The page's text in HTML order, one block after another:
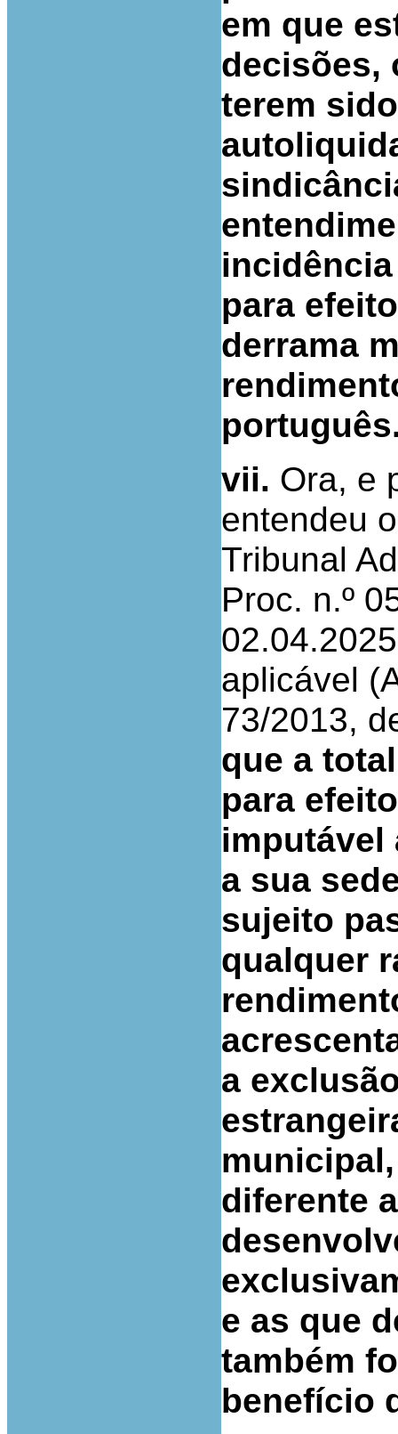
em que
decisões,
terem
para
derrama
vii. Ora, e
entendeu
Tribunal
Proc. n.º
aplicável
73/2013,
que a
para
imputável
a sua
sujeito
qualquer
a
diferente
e as que
também
benefício